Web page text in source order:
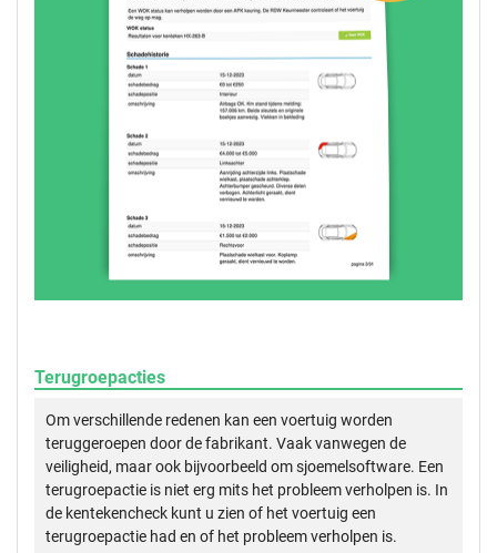
Terugroepacties
Om verschillende redenen kan een voertuig worden
teruggeroepen door de fabrikant. Vaak vanwegen de
veiligheid, maar ook bijvoorbeeld om sjoemelsoftware. Een
terugroepactie is niet erg mits het probleem verholpen is. In
de kentekencheck kunt u zien of het voertuig een
terugroepactie had en of het probleem verholpen is.